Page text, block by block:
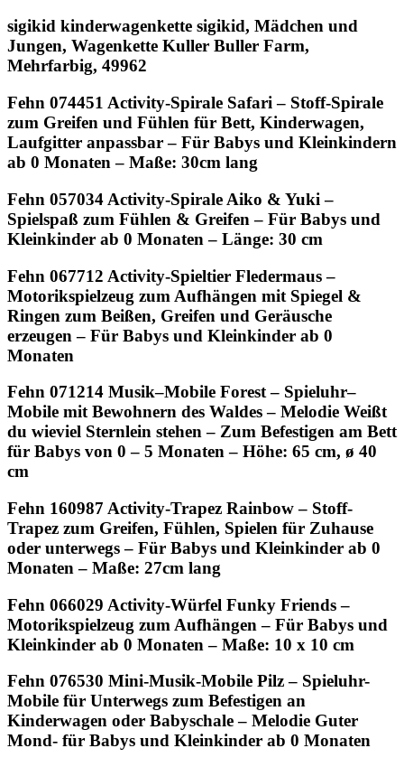
sigikid kinderwagenkette sigikid, Mädchen und
Jungen, Wagenkette Kuller Buller Farm,
Mehrfarbig, 49962
Fehn 074451 Activity-Spirale Safari – Stoff-Spirale
zum Greifen und Fühlen für Bett, Kinderwagen,
Laufgitter anpassbar – Für Babys und Kleinkindern
ab 0 Monaten – Maße: 30cm lang
Fehn 057034 Activity-Spirale Aiko & Yuki –
Spielspaß zum Fühlen & Greifen – Für Babys und
Kleinkinder ab 0 Monaten – Länge: 30 cm
Fehn 067712 Activity-Spieltier Fledermaus –
Motorikspielzeug zum Aufhängen mit Spiegel &
Ringen zum Beißen, Greifen und Geräusche
erzeugen – Für Babys und Kleinkinder ab 0
Monaten
Fehn 071214 Musik–Mobile Forest – Spieluhr–
Mobile mit Bewohnern des Waldes – Melodie Weißt
du wieviel Sternlein stehen – Zum Befestigen am Bett
für Babys von 0 – 5 Monaten – Höhe: 65 cm, ø 40
cm
Fehn 160987 Activity-Trapez Rainbow – Stoff-
Trapez zum Greifen, Fühlen, Spielen für Zuhause
oder unterwegs – Für Babys und Kleinkinder ab 0
Monaten – Maße: 27cm lang
Fehn 066029 Activity-Würfel Funky Friends –
Motorikspielzeug zum Aufhängen – Für Babys und
Kleinkinder ab 0 Monaten – Maße: 10 x 10 cm
Fehn 076530 Mini-Musik-Mobile Pilz – Spieluhr-
Mobile für Unterwegs zum Befestigen an
Kinderwagen oder Babyschale – Melodie Guter
Mond- für Babys und Kleinkinder ab 0 Monaten